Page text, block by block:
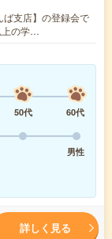
支店】の登録会で
上の学…
50代
60代
男性
詳しく見る